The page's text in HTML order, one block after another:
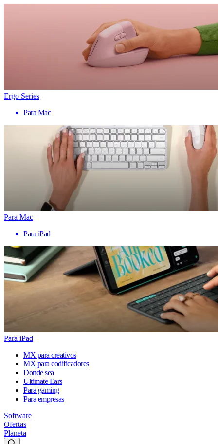
Ergo Series
Para Mac
Para Mac
Para iPad
Para iPad
MX para creativos
MX para codificadores
Donde sea
Ultimate Ears
Para gaming
Para empresas
Software
Ofertas
Planeta